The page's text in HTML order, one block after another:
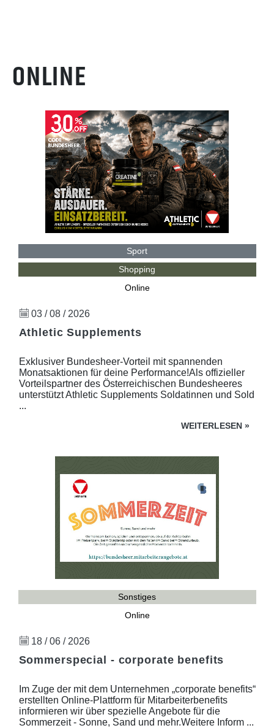
ONLINE
Sport
Shopping
Online
03 / 08 / 2026
Athletic Supplements
Exklusiver Bundesheer-Vorteil mit spannenden
Monatsaktionen für deine Performance!Als offizieller
Vorteilspartner des Österreichischen Bundesheeres
unterstützt Athletic Supplements Soldatinnen und Sold
...
WEITERLESEN »
Sonstiges
Online
18 / 06 / 2026
Sommerspecial - corporate benefits
Im Zuge der mit dem Unternehmen „corporate benefits“
erstellten Online-Plattform für Mitarbeiterbenefits
informieren wir über spezielle Angebote für die
Sommerzeit - Sonne, Sand und mehr.Weitere Inform ...